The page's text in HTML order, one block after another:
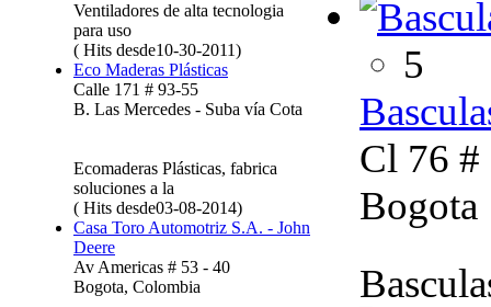
Ventiladores de alta tecnologia
para uso
( Hits desde10-30-2011)
Eco Maderas Plásticas
Calle 171 # 93-55
B. Las Mercedes - Suba vía Cota
Ecomaderas Plásticas, fabrica
soluciones a la
( Hits desde03-08-2014)
Casa Toro Automotriz S.A. - John
Deere
Av Americas # 53 - 40
Bogota, Colombia
5
Cl 76 #
Bogota